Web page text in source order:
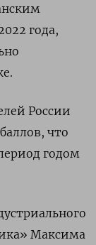
года,
России
что
годом
Максима